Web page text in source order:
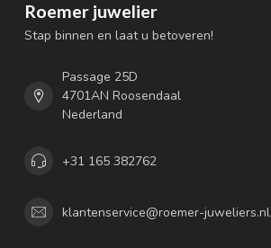
Roemer juwelier
Stap binnen en laat u betoveren!
Passage 25D
4701AN Roosendaal
Nederland
+31 165 382762
klantenservice@roemer-juweliers.nl